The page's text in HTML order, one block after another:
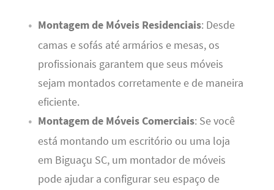
Montagem de Móveis Residenciais: Desde
camas e sofás até armários e mesas, os
profissionais garantem que seus móveis
sejam montados corretamente e de maneira
eficiente.
Montagem de Móveis Comerciais: Se você
está montando um escritório ou uma loja
em Biguaçu SC, um montador de móveis
pode ajudar a configurar seu espaço de